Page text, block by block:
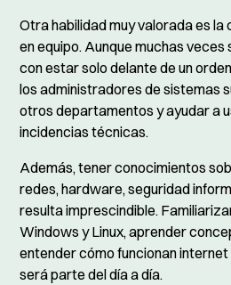
Otra habilidad muy valorada es
en equipo. Aunque muchas
con estar solo delante de un
los administradores de sistemas
otros departamentos y ayudar a
incidencias técnicas.
Además, tener conocimientos
redes, hardware, seguridad
resulta imprescindible.
Windows y Linux, aprender
entender cómo funcionan
será parte del día a día.